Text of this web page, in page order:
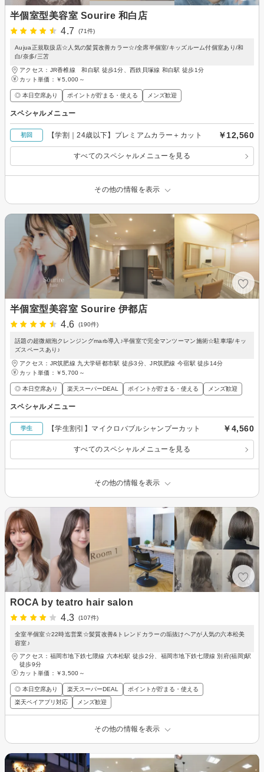
半個室型美容室 Sourire 和白店
4.7
(71件)
Aujua正規取扱店☆人気の髪質改善カラー☆/全席半個室/キッズルーム付個室あり/和
白/奈多/三苫
アクセス：JR香椎線 和白駅 徒歩1分、西鉄貝塚線 和白駅 徒歩1分
カット単価： ￥5,000～
◎ 本日空席あり ポイントが貯まる・使える メンズ歓迎
スペシャルメニュー
初回 【学割｜24歳以下】プレミアムカラー＋カット ￥12,560
すべてのスペシャルメニューを見る
その他の情報を表示
半個室型美容室 Sourire 伊都店
4.6
(190件)
話題の超微細泡クレンジングmarb導入♪半個室で完全マンツーマン施術☆駐車場/キッ
ズスペースあり♪
アクセス：JR筑肥線 九大学研都市駅 徒歩3分、JR筑肥線 今宿駅 徒歩14分
カット単価： ￥5,700～
◎ 本日空席あり 楽天スーパーDEAL ポイントが貯まる・使える メンズ歓迎
スペシャルメニュー
学生 【学生割引】マイクロバブルシャンプーカット ￥4,560
すべてのスペシャルメニューを見る
その他の情報を表示
ROCA by teatro hair salon
4.3
(107件)
全室半個室☆22時迄営業☆髪質改善&トレンドカラーの垢抜けヘアが人気の六本松美
容室♪
アクセス：福岡市地下鉄七隈線 六本松駅 徒歩2分、福岡市地下鉄七隈線 別府(福岡)駅
徒歩9分
カット単価： ￥3,500～
◎ 本日空席あり 楽天スーパーDEAL
ポイントが貯まる・使える
楽天ペイアプリ対応
メンズ歓迎
その他の情報を表示